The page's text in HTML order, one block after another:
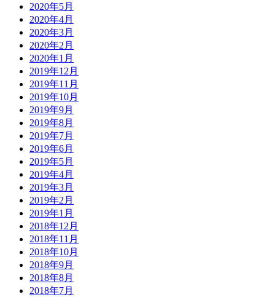
2020年5月
2020年4月
2020年3月
2020年2月
2020年1月
2019年12月
2019年11月
2019年10月
2019年9月
2019年8月
2019年7月
2019年6月
2019年5月
2019年4月
2019年3月
2019年2月
2019年1月
2018年12月
2018年11月
2018年10月
2018年9月
2018年8月
2018年7月